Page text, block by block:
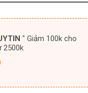
" Giảm 100k cho
2500k